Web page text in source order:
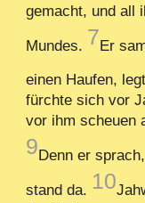
gemacht, und all
Mundes. 7Er
einen Haufen,
fürchte sich vor
vor ihm scheuen
9Denn er
stand da. 10